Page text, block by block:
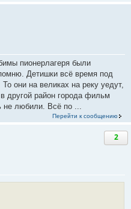
пионерлагеря были
Детишки всё время под
они на великах на реку уедут,
другой район города фильм
не любили. Всё по ...
Перейти к сообщению
2